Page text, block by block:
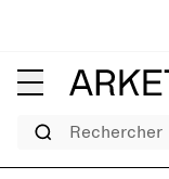
Rechercher